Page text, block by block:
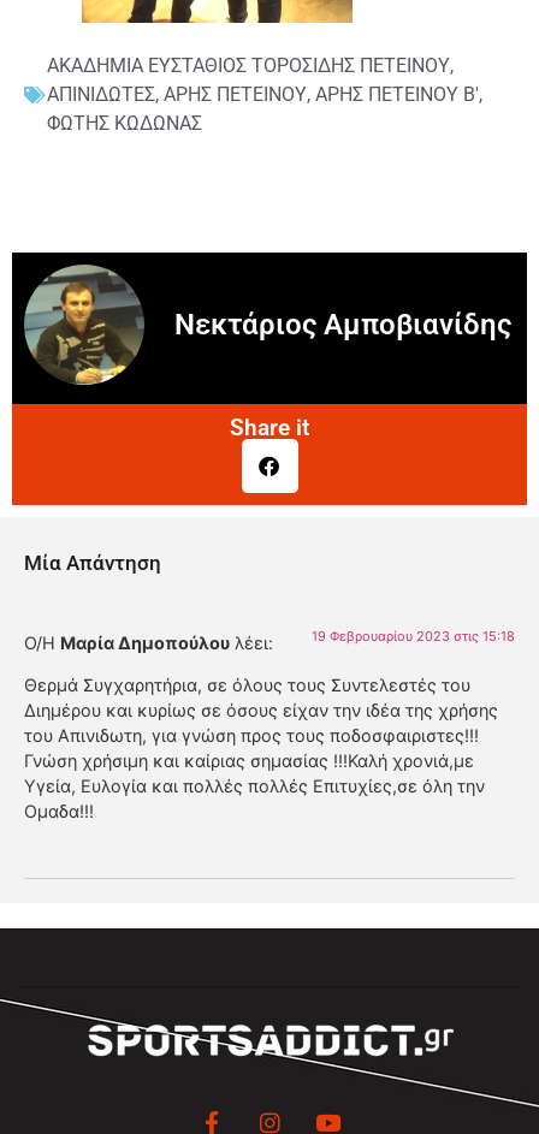
ΑΚΑΔΗΜΙΑ ΕΥΣΤΑΘΙΟΣ ΤΟΡΟΣΙΔΗΣ ΠΕΤΕΙΝΟΥ,
ΑΠΙΝΙΔΩΤΕΣ, ΑΡΗΣ ΠΕΤΕΙΝΟΥ, ΑΡΗΣ ΠΕΤΕΙΝΟΥ Β',
ΦΩΤΗΣ ΚΩΔΩΝΑΣ
Νεκτάριος Αμποβιανίδης
Share it
Μία Απάντηση
Ο/Η Μαρία Δημοπούλου λέει: 19 Φεβρουαρίου 2023 στις 15:18
Θερμά Συγχαρητήρια, σε όλους τους Συντελεστές του
Διημέρου και κυρίως σε όσους είχαν την ιδέα της χρήσης
του Απινιδωτη, για γνώση προς τους ποδοσφαιριστες!!!
Γνώση χρήσιμη και καίριας σημασίας !!!Καλή χρονιά,με
Υγεία, Ευλογία και πολλές πολλές Επιτυχίες,σε όλη την
Ομαδα!!!